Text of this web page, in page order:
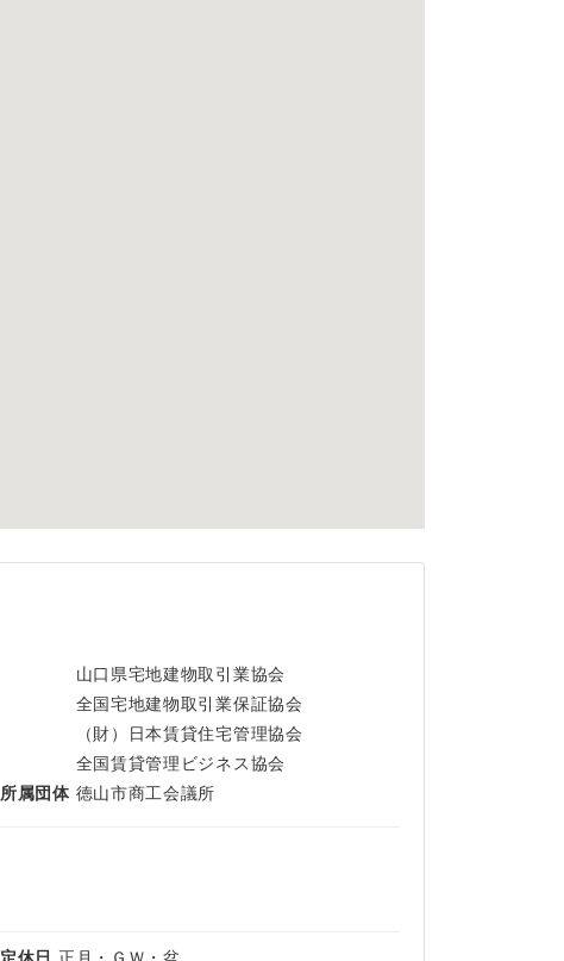
所属団体
山口県宅地建物取引業協会
全国宅地建物取引業保証協会
（財）日本賃貸住宅管理協会
全国賃貸管理ビジネス協会
徳山市商工会議所